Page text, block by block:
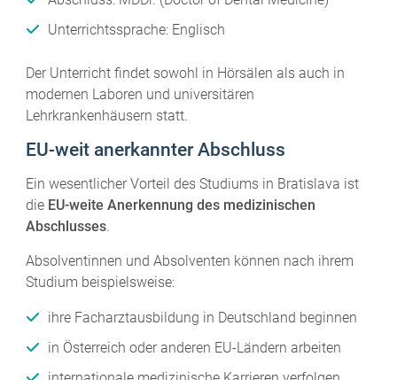
Unterrichtssprache: Englisch
Der Unterricht findet sowohl in Hörsälen als auch in
modernen Laboren und universitären
Lehrkrankenhäusern statt.
EU-weit anerkannter Abschluss
Ein wesentlicher Vorteil des Studiums in Bratislava ist
die EU-weite Anerkennung des medizinischen
Abschlusses.
Absolventinnen und Absolventen können nach ihrem
Studium beispielsweise:
ihre Facharztausbildung in Deutschland beginnen
in Österreich oder anderen EU-Ländern arbeiten